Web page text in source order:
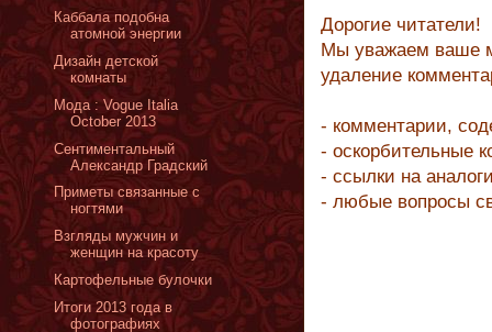
Дорогие читатели!
Мы уважаем ваше
удаление
- комментарии,
- оскорбительные
- ссылки на
- любые вопросы
Каббала подобна
атомной энергии
Дизайн детской
комнаты
Moда : Vogue Italia
October 2013
Сентиментальный
Александр Градский
Приметы связанные с
ногтями
Взгляды мужчин и
женщин на красоту
Картофельные булочки
Итоги 2013 года в
фотографиях